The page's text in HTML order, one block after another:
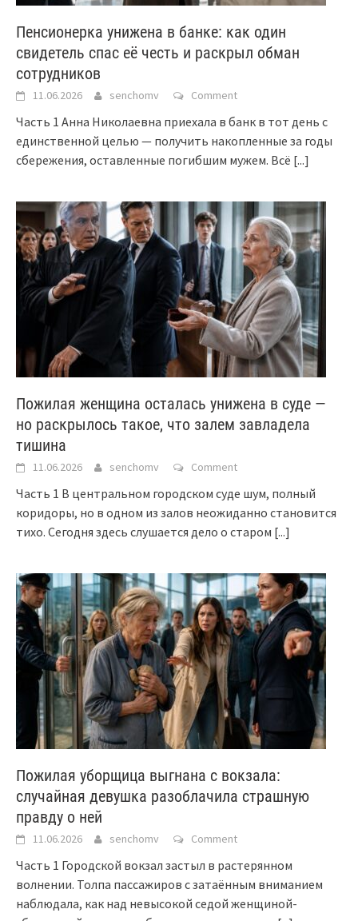
Пенсионерка унижена в банке: как один
свидетель спас её честь и раскрыл обман
сотрудников
11.06.2026 senchomv Comment
Часть 1 Анна Николаевна приехала в банк в тот день с
единственной целью — получить накопленные за годы
сбережения, оставленные погибшим мужем. Всё [...]
Пожилая женщина осталась унижена в суде —
но раскрылось такое, что залем завладела
тишина
11.06.2026 senchomv Comment
Часть 1 В центральном городском суде шум, полный
коридоры, но в одном из залов неожиданно становится
тихо. Сегодня здесь слушается дело о старом [...]
Пожилая уборщица выгнана с вокзала:
случайная девушка разоблачила страшную
правду о ней
11.06.2026 senchomv Comment
Часть 1 Городской вокзал застыл в растерянном
волнении. Толпа пассажиров с затаённым вниманием
наблюдала, как над невысокой седой женщиной-